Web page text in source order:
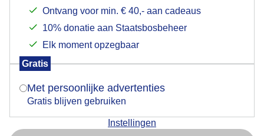
Ontvang voor min. € 40,- aan cadeaus
10% donatie aan Staatsbosbeheer
Elk moment opzegbaar
Gratis
Met persoonlijke advertenties
Gratis blijven gebruiken
Instellingen
Indien je hier nog geen akkoord op hebt gegeven,
verschijnt er zo een pop-up uit je browser waarin
Is goed, toon de popup
Nu niet, misschien later